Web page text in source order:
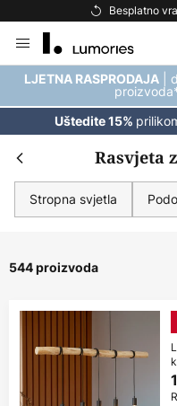
Besplatna
to
Content
LJETNA RASPRODAJA |
Uštedite 15%
Rasvjeta
Stropna svjetla
544 proizvoda